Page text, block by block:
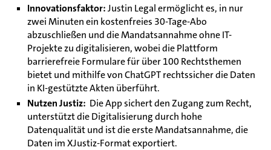
Innovationsfaktor:Justin Legal ermöglicht es, in nur
zwei Minuten ein kostenfreies 30-Tage-Abo
abzuschließen und die Mandatsannahme ohne IT-
Projekte zu digitalisieren, wobei die Plattform
barrierefreie Formulare für über 100 Rechtsthemen
bietet und mithilfe von ChatGPT rechtssicher die Daten
in KI-gestützte Akten überführt.
Nutzen Justiz: Die App sichert den Zugang zum Recht,
unterstützt die Digitalisierung durch hohe
Datenqualität und ist die erste Mandatsannahme, die
Daten im XJustiz-Format exportiert.